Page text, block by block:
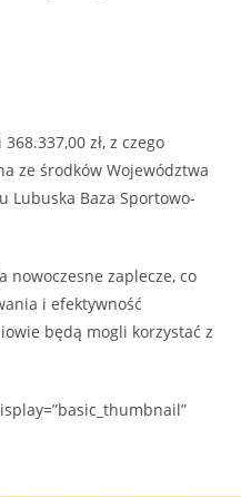
zł, z czego
ze środków Województwa
Lubuska Baza Sportowo-
nowoczesne zaplecze, co
i efektywność
będą mogli korzystać z